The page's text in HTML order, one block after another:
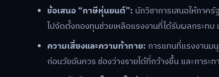
ข้อเสนอ “ภาษีหุ่นยนต์”: นักวิชาการเสนอให้ภาค
ไปจัดตั้งกองทุนช่วยเหลือแรงงานที่ได้รับผลกระท
ความเสี่ยงและความท้าทาย: การแทนที่แรงงานม
ก่อนวัยอันควร ช่องว่างรายได้ที่กว้างขึ้น และภาระ